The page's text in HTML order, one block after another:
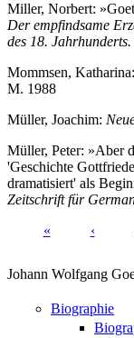
Miller, Norbert:
Der empfindsame
des 18. Jahrhunderts.
Mommsen, Katharina:
M. 1988
Müller, Joachim:
Müller, Peter: »Aber
'Geschichte
dramatisiert' als
Zeitschrift für
« ‹
Johann Wolfgang
Biographie